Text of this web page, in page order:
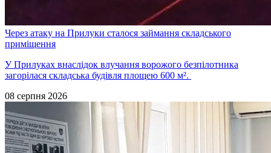
Через атаку на Прилуки сталося займання складського
приміщення
У Прилуках внаслідок влучання ворожого безпілотника
загорілася складська будівля площею 600 м².
08 серпня 2026